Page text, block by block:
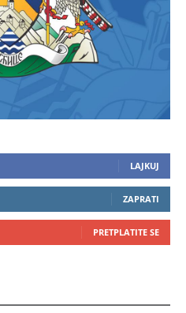
LAJKUJ
ZAPRATI
PRETPLATITE SE